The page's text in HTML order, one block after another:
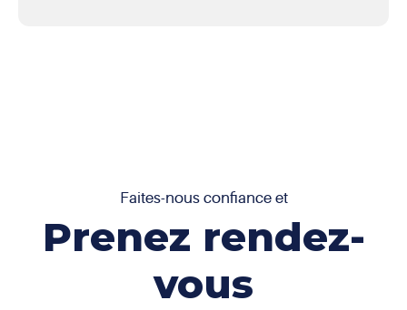
Faites-nous confiance et
Prenez rendez-
vous